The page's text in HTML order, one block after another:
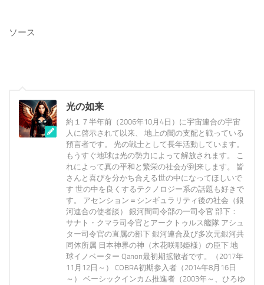
ソース
光の如来
約１７半年前（2006年10月4日）に宇宙連合の宇宙
人に啓示されて以来、 地上の闇の支配と戦っている
預言者です。 光の戦士として長年活動しています。
もうすぐ地球は光の勢力によって解放されます。 こ
れによって真の平和と繁栄の社会が到来します。 皆
さんと喜びを分かち合える世の中になってほしいで
す 世の中を良くするテクノロジー系の話題も好きで
す。 アセンション＝シンギュラリティ後の社会（銀
河連合の使者談） 銀河間司令部の一司令官 部下：
サナト・クマラ司令官とアークトゥルス艦隊 アシュ
ター司令官の直属の部下 銀河連合及び多次元銀河共
同体所属 日本神界の神（木花咲耶姫様）の臣下 地
球イノベーター Qanon最初期拡散者です。（2017年
11月12日～） COBRA初期参入者（2014年8月16日
～） ベーシックインカム推進者（2003年～、ひろゆ